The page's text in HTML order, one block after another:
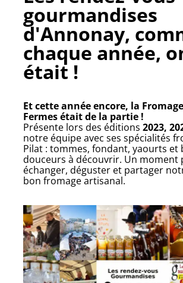
gourmandises
d'Annonay,
chaque année,
était !
Et cette année encore, la
Fermes était de la partie !
Présente lors des éditions 2023,
notre équipe avec ses spécialités
Pilat : tommes, fondant, yaourts et
douceurs à découvrir. Un moment
échanger, déguster et partager
bon fromage artisanal.